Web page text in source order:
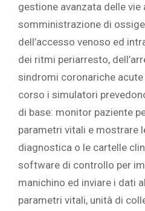
gestione avanzata delle vie
somministrazione di
dell’accesso venoso ed
dei ritmi periarresto,
sindromi coronariche acute
corso i simulatori
di base: monitor paziente
parametri vitali e mostrare
diagnostica o le cartelle
software di controllo per
manichino ed inviare i dati
parametri vitali, unità di